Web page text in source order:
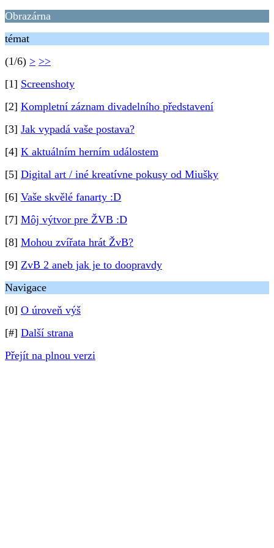
Obrazárna
témat
(1/6) > >>
[1] Screenshoty
[2] Kompletní záznam divadelního představení
[3] Jak vypadá vaše postava?
[4] K aktuálním herním událostem
[5] Digital art / iné kreatívne pokusy od Miušky
[6] Vaše skvělé fanarty :D
[7] Môj výtvor pre ŽVB :D
[8] Mohou zvířata hrát ŽvB?
[9] ZvB 2 aneb jak je to doopravdy
Navigace
[0] O úroveň výš
[#] Další strana
Přejít na plnou verzi